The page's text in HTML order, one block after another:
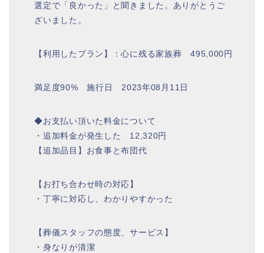
選定で「良かった」と聞きました。ありがとうご
ざいました。
【利用したプラン】：心に残る家族葬 495,000円
満足度90% 施行日 2023年08月11日
◆お支払い頂いた料金について
・追加料金が発生した 12,320円
【追加品目】お食事と布団代
【お打ち合わせ時の対応】
・丁寧に対応し、わかりやすかった
【葬儀スタッフの態度、サービス】
・身なりが清潔